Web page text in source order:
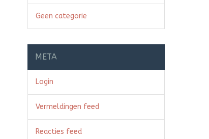
Geen categorie
META
Login
Vermeldingen feed
Reacties feed